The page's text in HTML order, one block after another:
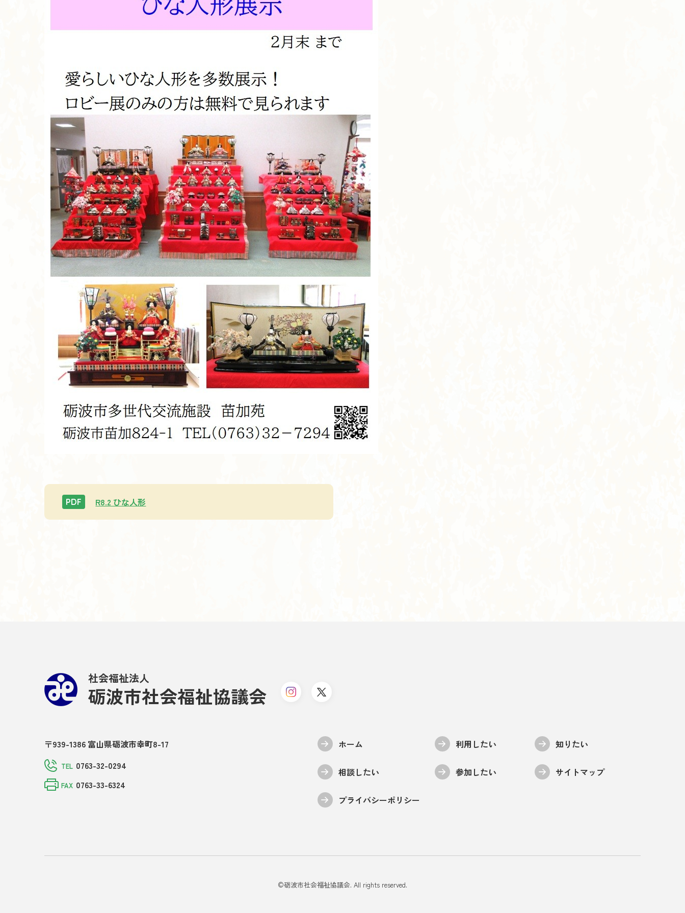
PDF R8.2 ひな人形
社会福祉法人
砺波市社会福祉協議会
〒939-1386 富山県砺波市幸町8-17
TEL 0763-32-0294
FAX 0763-33-6324
ホーム 利用したい 知りたい
相談したい 参加したい サイトマップ
プライバシーポリシー
©︎砺波市社会福祉協議会. All rights reserved.